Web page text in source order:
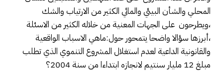
المحلي والشأن البيئي والمائي الكثير من الارتياب والشك
،ويطرحون على الجهات المعنية من خلاله الكثير من الاسئلة
،أبرزها سؤالا واضحا يتمحور حول:ماهي الاسباب الواقعية
والقانونية الداعية لعدم استغلال المشروع التنموي الذي تطلب
مبلغ 12 مليار سنتيم لانجازه ابتداءا من سنة 2004؟